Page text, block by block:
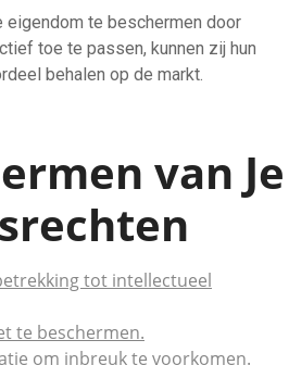
te beschermen door
toe te passen, kunnen zij hun
behalen op de markt.
van Je
tot intellectueel
te beschermen.
om inbreuk te voorkomen.